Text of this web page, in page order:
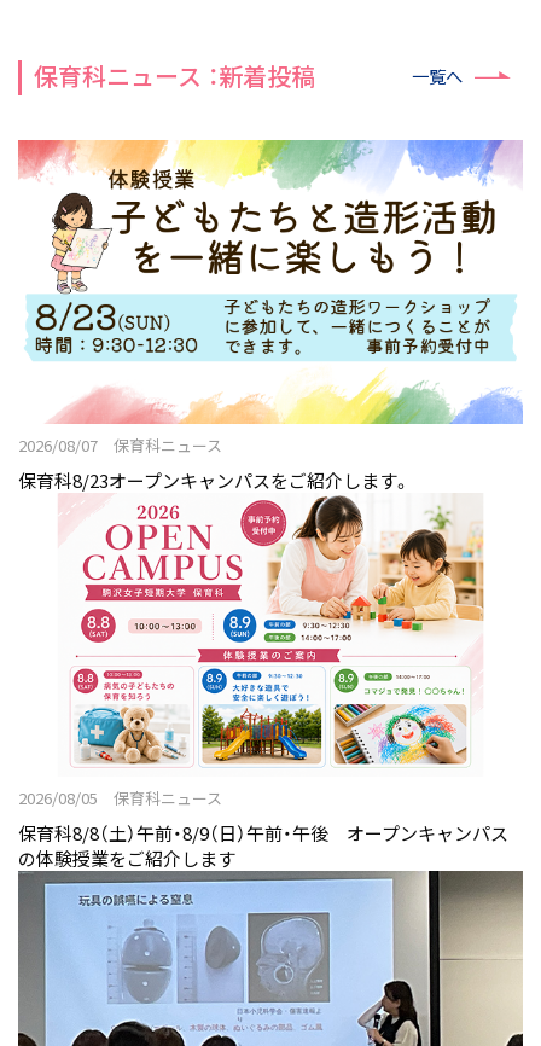
保育科ニュース ：新着投稿 一覧へ
2026/08/07 保育科ニュース
保育科8/23オープンキャンパスをご紹介します。
2026/08/05 保育科ニュース
保育科8/8（土）午前・8/9（日）午前・午後 オープンキャンパス
の体験授業をご紹介します